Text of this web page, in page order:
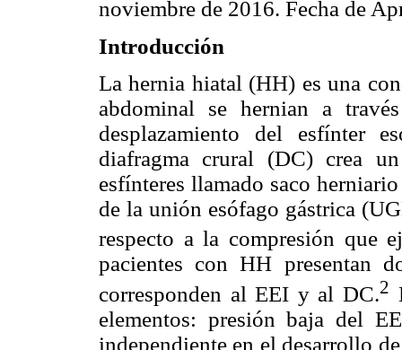
noviembre de 2016. Fecha de
Introducción
La hernia hiatal (HH) es una
abdominal se hernian a
desplazamiento del esfínter
diafragma crural (DC) crea
esfínteres llamado saco
de la unión esófago gástrica
respecto a la compresión que
pacientes con HH presentan
corresponden al EEI y al DC.2
elementos: presión baja del
independiente en el desarrollo